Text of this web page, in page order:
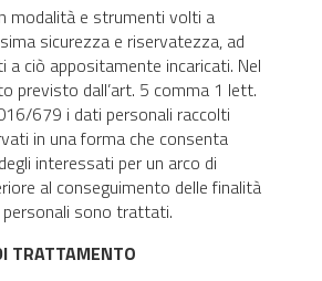
modalità e strumenti volti a
sicurezza e riservatezza, ad
a ciò appositamente incaricati. Nel
previsto dall’art. 5 comma 1 lett.
679 i dati personali raccolti
in una forma che consenta
interessati per un arco di
al conseguimento delle finalità
personali sono trattati.
TRATTAMENTO